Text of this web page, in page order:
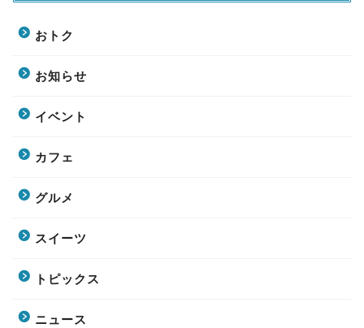
おトク
お知らせ
イベント
カフェ
グルメ
スイーツ
トピックス
ニュース